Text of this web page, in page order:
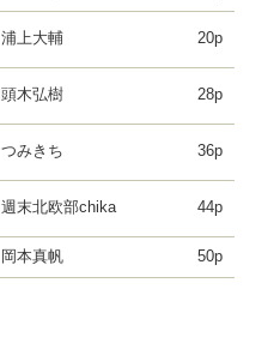
浦上大輔 20p
頭木弘樹 28p
つみきち 36p
週末北欧部chika 44p
岡本真帆 50p